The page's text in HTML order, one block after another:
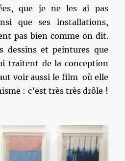
que je ne les ai pas
que ses installations,
pas bien comme on dit.
dessins et peintures que
traitent de la conception
voir aussi le film où elle
: c’est très très drôle !